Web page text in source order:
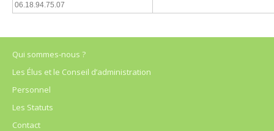
06.18.94.75.07
Qui sommes-nous ?
Les Élus et le Conseil d’administration
Personnel
Les Statuts
Contact